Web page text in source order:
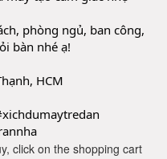
phòng ngủ, ban công,
bàn nhé ạ!
HCM
click on the shopping cart